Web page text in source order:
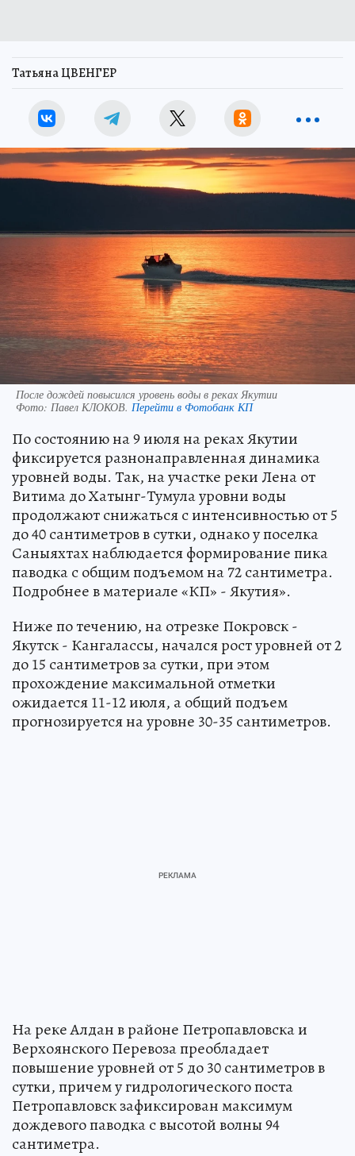
Татьяна ЦВЕНГЕР
После дождей повысился уровень воды в реках Якутии
Фото: Павел КЛОКОВ. Перейти в Фотобанк КП
По состоянию на 9 июля на реках Якутии
фиксируется разнонаправленная динамика
уровней воды. Так, на участке реки Лена от
Витима до Хатынг-Тумула уровни воды
продолжают снижаться с интенсивностью от 5
до 40 сантиметров в сутки, однако у поселка
Саныяхтах наблюдается формирование пика
паводка с общим подъемом на 72 сантиметра.
Подробнее в материале «КП» - Якутия».
Ниже по течению, на отрезке Покровск -
Якутск - Кангалассы, начался рост уровней от 2
до 15 сантиметров за сутки, при этом
прохождение максимальной отметки
ожидается 11-12 июля, а общий подъем
прогнозируется на уровне 30-35 сантиметров.
На реке Алдан в районе Петропавловска и
Верхоянского Перевоза преобладает
повышение уровней от 5 до 30 сантиметров в
сутки, причем у гидрологического поста
Петропавловск зафиксирован максимум
дождевого паводка с высотой волны 94
сантиметра.